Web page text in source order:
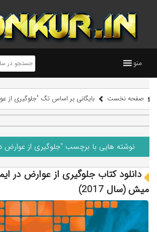
منو
صفحه نخست بایگانی بر اساس تگ "جلوگیری از
نوشته هایی با برچسب "جلوگیری از عوارض
دانلود کتاب جلوگیری از عوارض در
میش (سال 2017)